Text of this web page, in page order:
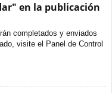
en la publicación
completados y enviados
visite el Panel de Control